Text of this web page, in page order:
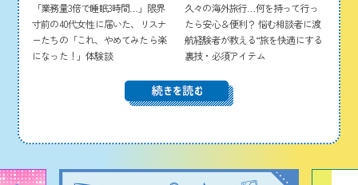
「業務量3倍で睡眠3時間…」限界
寸前の40代女性に届いた、リスナ
ーたちの「これ、やめてみたら楽
になった！」体験談
久々の海外旅行…何を持って行っ
たら安心＆便利？ 悩む相談者に渡
航経験者が教える“旅を快適にする
裏技・必須アイテム